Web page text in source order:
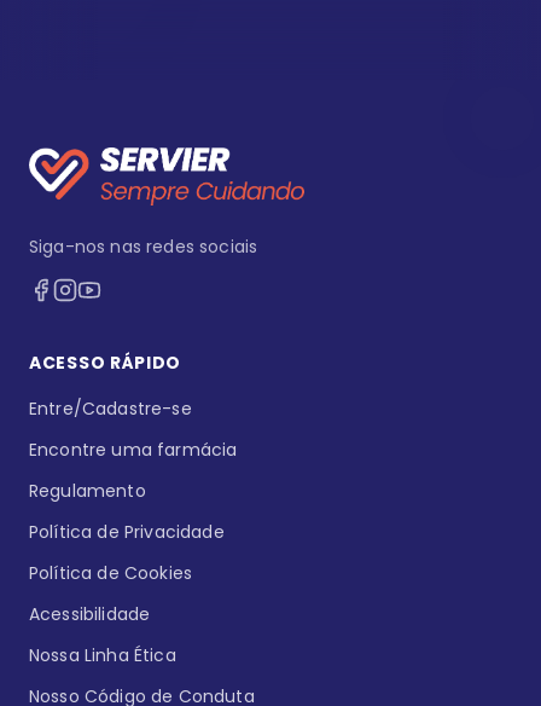
Siga-nos nas redes sociais
ACESSO RÁPIDO
Entre/Cadastre-se
Encontre uma farmácia
Regulamento
Política de Privacidade
Política de Cookies
Acessibilidade
Nossa Linha Ética
Nosso Código de Conduta